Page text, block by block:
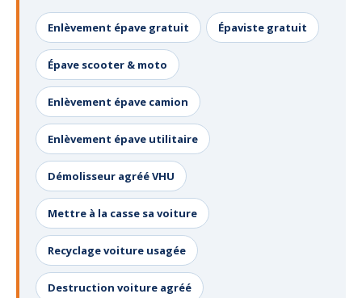
Enlèvement épave gratuit Épaviste gratuit
Épave scooter & moto
Enlèvement épave camion
Enlèvement épave utilitaire
Démolisseur agréé VHU
Mettre à la casse sa voiture
Recyclage voiture usagée
Destruction voiture agréé